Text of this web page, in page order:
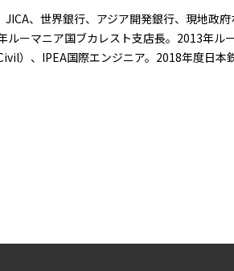
、世界銀行、アジア開発銀行、現地政
ーマニア国ブカレスト支店長。2013年ル
）、IPEA国際エンジニア。2018年度日